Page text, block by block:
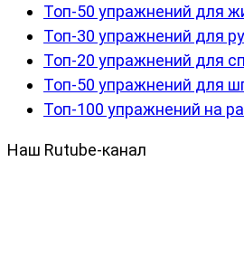
Топ-50 упражнений для
Топ-30 упражнений для
Топ-20 упражнений для
Топ-50 упражнений для
Топ-100 упражнений на
Наш Rutube-канал